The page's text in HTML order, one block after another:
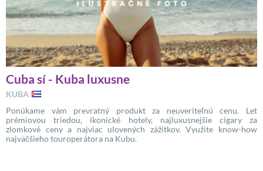
Cuba sí - Kuba luxusne
KUBA
Ponúkame vám prevratný produkt za neuveriteľnú cenu. Let
prémiovou triedou, ikonické hotely, najluxusnejšie cigary za
zlomkové ceny a najviac ulovených zážitkov. Využite know-how
najväčšieho touroperátora na Kubu.